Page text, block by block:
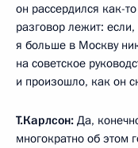
он рассердился как-
разговор лежит:
я больше в Москву
на советское
и произошло, как он
Т.Карлсон: Да,
многократно об этом